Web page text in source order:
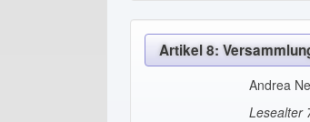
Artikel 8:
Andrea
Lesealter